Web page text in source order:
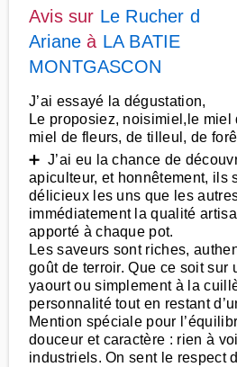
Avis sur Le Rucher d
Ariane à LA BATIE
MONTGASCON
J’ai essayé la dégustation,
Le proposiez, noisimiel,le miel
miel de fleurs, de tilleul, de
➕ J’ai eu la chance de
apiculteur, et honnêtement, ils
délicieux les uns que les
immédiatement la qualité
apporté à chaque pot.
Les saveurs sont riches,
goût de terroir. Que ce soit sur
yaourt ou simplement à la
personnalité tout en restant
Mention spéciale pour
douceur et caractère : rien à
industriels. On sent le respect